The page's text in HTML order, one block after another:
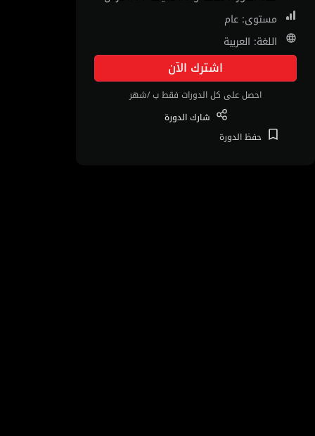
مستوى: عام
اللغة: العربية
اشترك الآن
احصل على كل الدورات فقط ب /شهر
شاركالدورة
حفظالدورة